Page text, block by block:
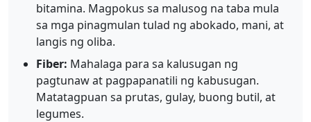
bitamina. Magpokus sa malusog na taba mula
sa mga pinagmulan tulad ng abokado, mani, at
langis ng oliba.
Fiber: Mahalaga para sa kalusugan ng
pagtunaw at pagpapanatili ng kabusugan.
Matatagpuan sa prutas, gulay, buong butil, at
legumes.